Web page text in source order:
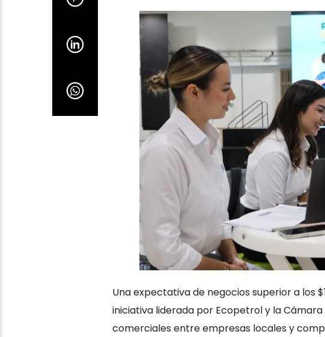
Una expectativa de negocios superior a los
iniciativa liderada por Ecopetrol y la
comerciales entre empresas locales y